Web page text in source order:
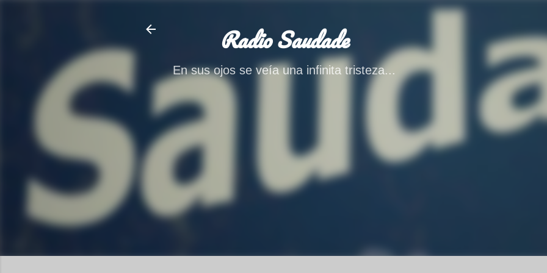
Ir al contenido principal
Radio Saudade
En sus ojos se veía una infinita tristeza...